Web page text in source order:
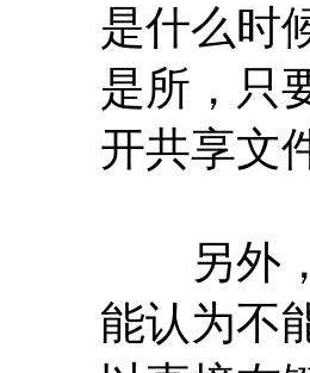
是什么时
是所，只
开共享文
另外，
能认为不